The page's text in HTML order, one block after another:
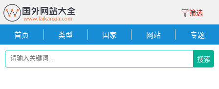
筛选
首页 类型 国家 网站 专题
搜索